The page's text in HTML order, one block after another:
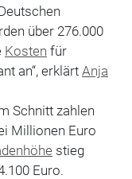
über 276.000
Kosten für
an“, erklärt Anja
Schnitt zahlen
Millionen Euro
stieg
Euro.